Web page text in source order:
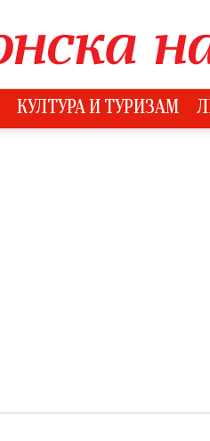
КУЛТУРА И ТУРИЗАМ